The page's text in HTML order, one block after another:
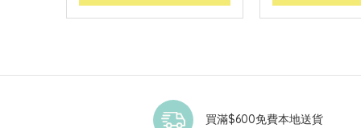
買滿$600免費本地送貨